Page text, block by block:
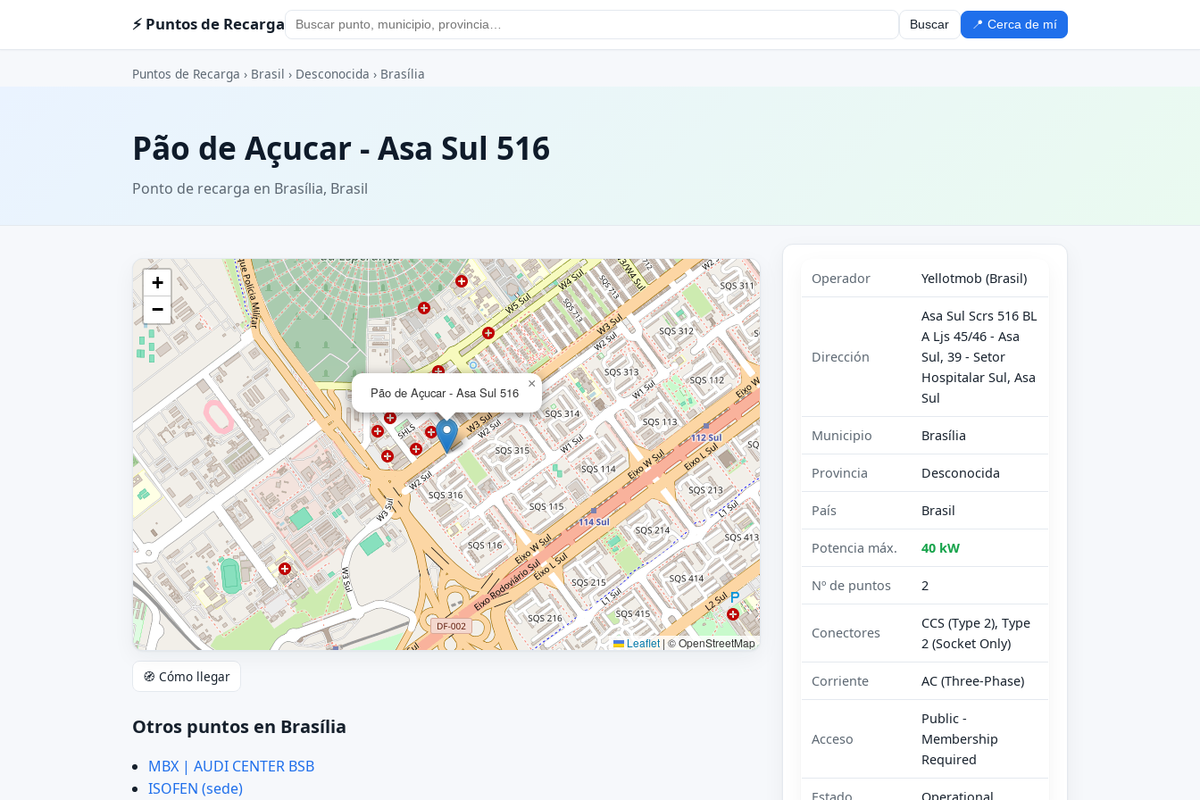
⚡ Puntos de Recarga Buscar 📍 Cerca de mí
Puntos de Recarga › Brasil › Desconocida › Brasília
Pão de Açucar - Asa Sul 516
Ponto de recarga en Brasília, Brasil
Pão de Açucar - Asa Sul 516
×
+
−
Leaflet |© OpenStreetMap
🧭 Cómo llegar
Otros puntos en Brasília
MBX | AUDI CENTER BSB
ISOFEN (sede)
Operador Yellotmob (Brasil)
Dirección
Asa Sul Scrs 516 BL
A Ljs 45/46 - Asa
Sul, 39 - Setor
Hospitalar Sul, Asa
Sul
Municipio Brasília
Provincia Desconocida
País Brasil
Potencia máx. 40 kW
Nº de puntos 2
Conectores
CCS (Type 2), Type
2 (Socket Only)
Corriente AC (Three-Phase)
Acceso
Public -
Membership
Required